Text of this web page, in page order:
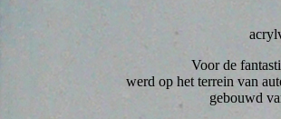
Voor de
werd op het terrein van
gebouwd